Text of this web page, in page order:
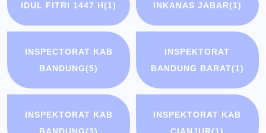
IDUL FITRI 1447 H(1) INKANAS JABAR(1)
INSPECTORAT KAB
BANDUNG(5)
INSPEKTORAT
BANDUNG BARAT(1)
INSPEKTORAT KAB
INSPEKTORAT KAB